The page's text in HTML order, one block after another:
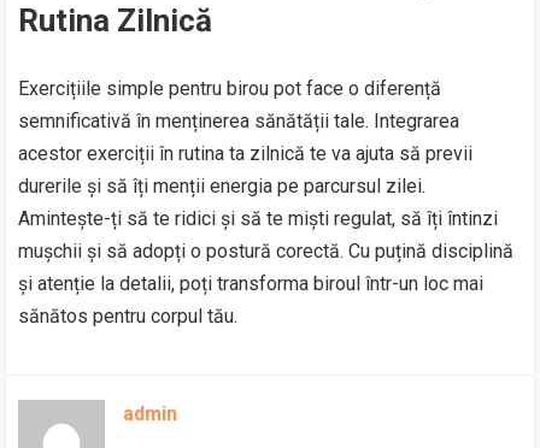
Rutina Zilnică
Exercițiile simple pentru birou pot face o diferență
semnificativă în menținerea sănătății tale. Integrarea
acestor exerciții în rutina ta zilnică te va ajuta să previi
durerile și să îți menții energia pe parcursul zilei.
Amintește-ți să te ridici și să te miști regulat, să îți întinzi
mușchii și să adopți o postură corectă. Cu puțină disciplină
și atenție la detalii, poți transforma biroul într-un loc mai
sănătos pentru corpul tău.
admin